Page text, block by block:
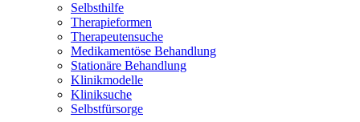
Selbsthilfe
Therapieformen
Therapeutensuche
Medikamentöse Behandlung
Stationäre Behandlung
Klinikmodelle
Kliniksuche
Selbstfürsorge